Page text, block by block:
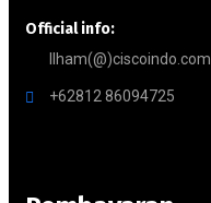
Official info:
Ilham(@)ciscoindo.com
+62812 86094725